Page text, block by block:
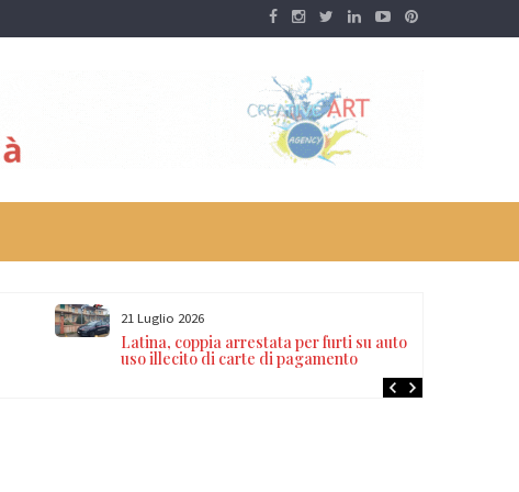
21 Luglio 2026
Latina, coppia arrestata per furti su auto e
uso illecito di carte di pagamento